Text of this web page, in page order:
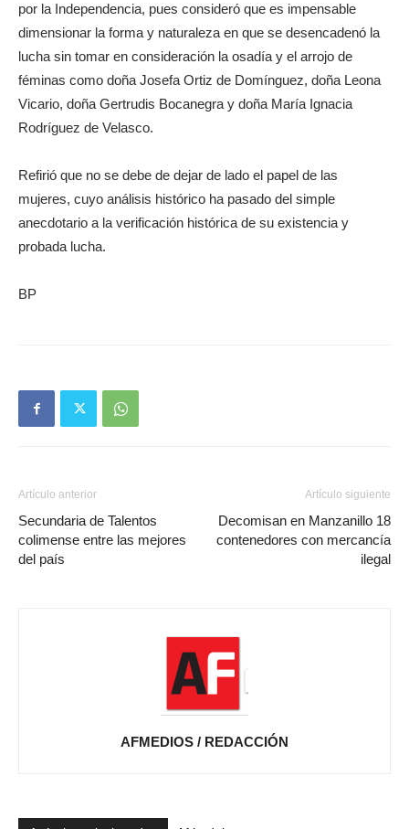
por la Independencia, pues consideró que es impensable
dimensionar la forma y naturaleza en que se desencadenó la
lucha sin tomar en consideración la osadía y el arrojo de
féminas como doña Josefa Ortiz de Domínguez, doña Leona
Vicario, doña Gertrudis Bocanegra y doña María Ignacia
Rodríguez de Velasco.
Refirió que no se debe de dejar de lado el papel de las
mujeres, cuyo análisis histórico ha pasado del simple
anecdotario a la verificación histórica de su existencia y
probada lucha.
BP
Artículo anterior
Secundaria de Talentos
colimense entre las mejores
del país
Artículo siguiente
Decomisan en Manzanillo 18
contenedores con mercancía
ilegal
AFMEDIOS / REDACCIÓN